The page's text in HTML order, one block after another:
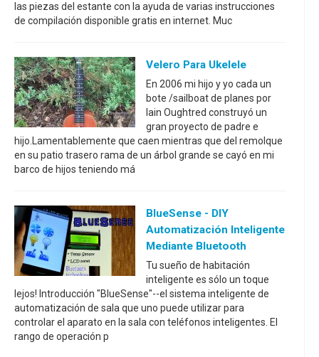
las piezas del estante con la ayuda de varias instrucciones
de compilación disponible gratis en internet. Muc
Velero Para Ukelele
En 2006 mi hijo y yo cada un
bote /sailboat de planes por
Iain Oughtred construyó un
gran proyecto de padre e
hijo.Lamentablemente que caen mientras que del remolque
en su patio trasero rama de un árbol grande se cayó en mi
barco de hijos teniendo má
BlueSense - DIY
Automatización Inteligente
Mediante Bluetooth
Tu sueño de habitación
inteligente es sólo un toque
lejos! Introducción "BlueSense"--el sistema inteligente de
automatización de sala que uno puede utilizar para
controlar el aparato en la sala con teléfonos inteligentes. El
rango de operación p